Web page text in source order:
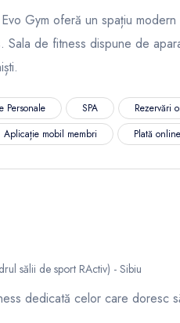
Gym oferă un spațiu
Sala de fitness dispune de
Personale SPA
Rezervări
Aplicație mobil membri Plată
sălii de sport RActiv) - Sibiu
dedicată celor care doresc